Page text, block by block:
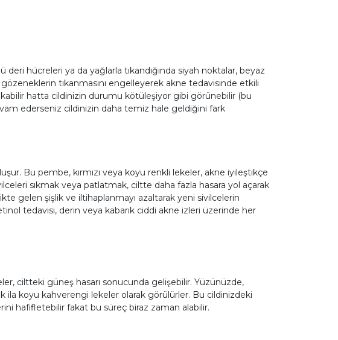
hücreleri ya da yağlarla tıkandığında siyah noktalar, beyaz
tıkanmasını engelleyerek akne tedavisinde etkili
hatta cildinizin durumu kötüleşiyor gibi görünebilir (bu
ederseniz cildinizin daha temiz hale geldiğini fark
Bu pembe, kırmızı veya koyu renkli lekeler, akne iyileştikçe
sıkmak veya patlatmak, ciltte daha fazla hasara yol açarak
gelen şişlik ve iltihaplanmayı azaltarak yeni sivilcelerin
tedavisi, derin veya kabarık ciddi akne izleri üzerinde her
ciltteki güneş hasarı sonucunda gelişebilir. Yüzünüzde,
ila koyu kahverengi lekeler olarak görülürler. Bu cildinizdeki
hafifletebilir fakat bu süreç biraz zaman alabilir.